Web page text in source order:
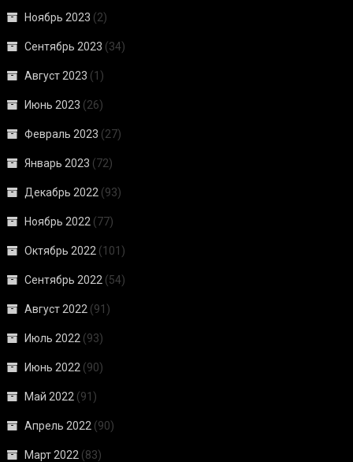
Ноябрь 2023 (2)
Сентябрь 2023 (34)
Август 2023 (1)
Июнь 2023 (26)
Февраль 2023 (27)
Январь 2023 (72)
Декабрь 2022 (93)
Ноябрь 2022 (77)
Октябрь 2022 (101)
Сентябрь 2022 (54)
Август 2022 (91)
Июль 2022 (93)
Июнь 2022 (90)
Май 2022 (91)
Апрель 2022 (90)
Март 2022 (83)